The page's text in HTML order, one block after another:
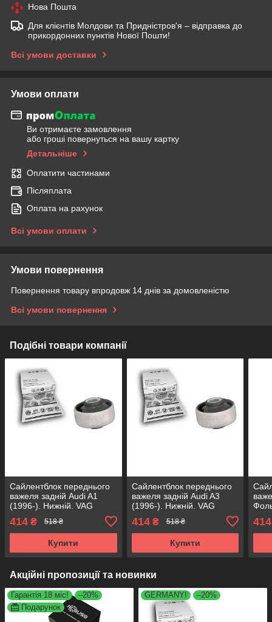
Нова Пошта
Для клієнтів Молдови та Придністров'я – відправка до
прикордонних пунктів Нової Пошти!
Всі умови доставки
Умови оплати
Ви отримаєте замовлення
або гроші повернуться на вашу картку
Детальніше
Оплатити частинами
Післяплата
Оплата на рахунок
Всі умови оплати
Умови повернення
Повернення товару впродовж 14 днів за домовленістю
Всі умови повернення
Подібні товари компанії
Сайлентблок переднього
важеля задній Audi A1
(1996-). Нижній. VAG
JBU129 , VKDS331001
414 ₴ 518 ₴
Купити
Сайлентблок переднього
важеля задній Audi A3
(1996-). Нижній. VAG
JBU129 , VKDS331001
414₴ 518 ₴
Купити
414
Акційні пропозиції та новинки
Гарантія 18 міс!
–20%
Подарунок
GERMANY! –20%